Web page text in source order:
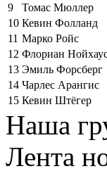
9
Томас Мюллер
10 Кевин Фолланд
11 Марко Ройс
12 Флориан
13 Эмиль Форсберг
14 Чарлес Арангис
15 Кевин Штёгер
Наша
Лента